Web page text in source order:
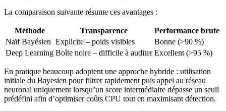
La comparaison suivante résume ces avantages :
Méthode Transparence
Performance brute
Naïf Bayésien Explicite – poids visibles
Bonne (>90 %)
Deep Learning Boîte noire – difficile à auditer Excellent (>95 %)
En pratique beaucoup adoptent une approche hybride : utilisation
initiale du Bayesien pour filtrer rapidement puis appel au réseau
neuronal uniquement lorsqu’un score intermédiaire dépasse un seuil
prédéfini afin d’optimiser coûts CPU tout en maximisant détection.